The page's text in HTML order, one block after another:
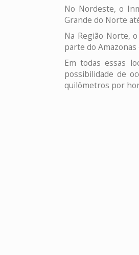
No Nordeste, o
Grande do Norte
Na Região Norte,
parte do Amazonas
Em todas essas
possibilidade de
quilômetros por